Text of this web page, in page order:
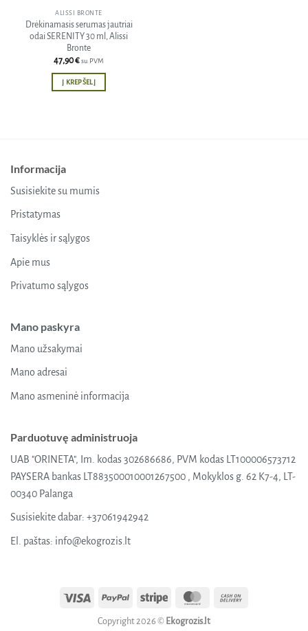
ALISSI BRONTE
Drėkinamasis serumas jautriai
odai SERENITY 30 ml, Alissi
Bronte
47,90€su PVM
Į KREPŠELĮ
Informacija
Susisiekite su mumis
Pristatymas
Taisyklės ir sąlygos
Apie mus
Privatumo sąlygos
Mano paskyra
Mano užsakymai
Mano adresai
Mano asmeninė informacija
Parduotuvę administruoja
UAB "ORINETA", Im. kodas 302686686, PVM kodas LT100006573712
PAYSERA bankas LT883500010001267500 , Mokyklos g. 62 K7-4, LT-
00340 Palanga
Susisiekite dabar: +37061942942
El. paštas: info@ekogrozis.lt
Visa PayPal Stripe MasterCard
Copyright 2026 © Ekogrozis.lt